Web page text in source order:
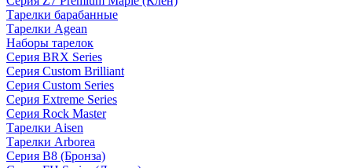
Тарелки барабанные
Тарелки Agean
Наборы тарелок
Серия BRX Series
Серия Custom Brilliant
Серия Custom Series
Серия Extreme Series
Серия Rock Master
Тарелки Aisen
Тарелки Arborea
Серия B8 (Бронза)